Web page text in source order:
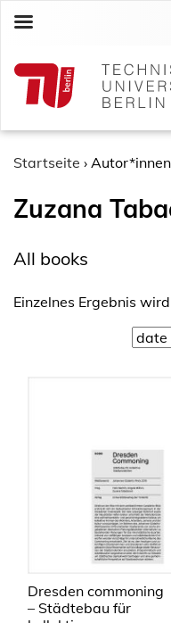
c
Startseite › Autor*innen
Zuzana
All books
Einzelnes Ergebnis
Dresden commoning
– Städtebau für